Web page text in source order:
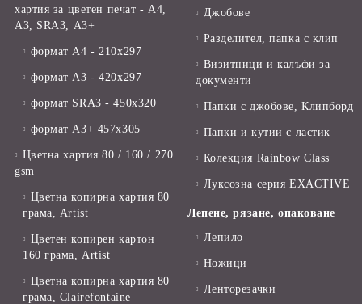
хартия за цветен печат - А4,
А3, SRA3, А3+
формат А4 - 210x297
формат А3 - 420x297
формат SRA3 - 450x320
формат А3+ 457x305
Цветна хартия 80 / 160 / 270
gsm
Цветна копирна хартия 80
грама, Artist
Цветен копирен картон
160 грама, Artist
Цветна копирна хартия 80
грама, Clairefontaine
Джобове
Разделител, папка с клип
Визитници и калъфи за
документи
Папки с джобове, Клипборд
Папки и кутии с ластик
Колекция Rainbow Class
Луксозна серия EXACTIVE
Лепене, рязане, опаковане
Лепило
Ножици
Ленторезачки